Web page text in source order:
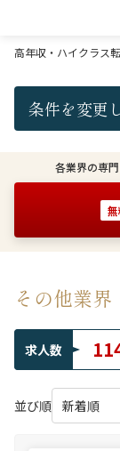
高年収・ハイクラス
条件を変更
各業界の専
その他業界
求人数
並び順